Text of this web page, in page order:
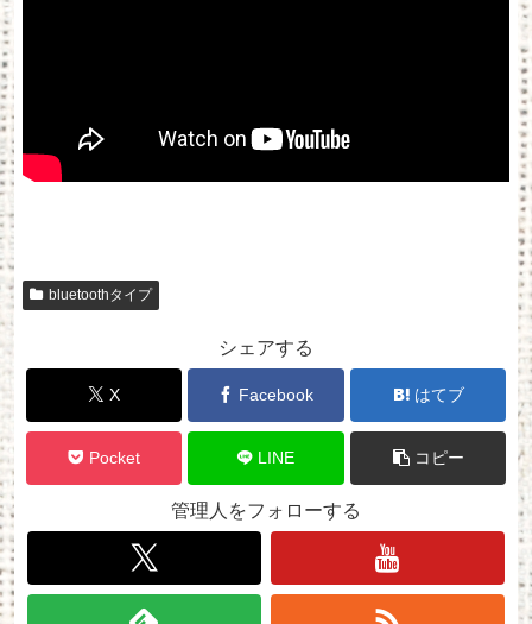
bluetoothタイプ
シェアする
X Facebook はてブ
Pocket LINE コピー
管理人をフォローする